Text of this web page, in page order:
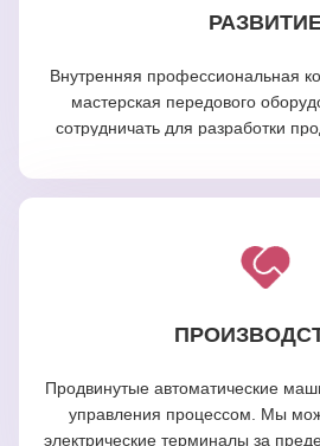
Внутренняя профессиональная
мастерская передового
сотрудничать для разработки
Продвинутые автоматические
управления процессом. Мы
электрические терминалы за